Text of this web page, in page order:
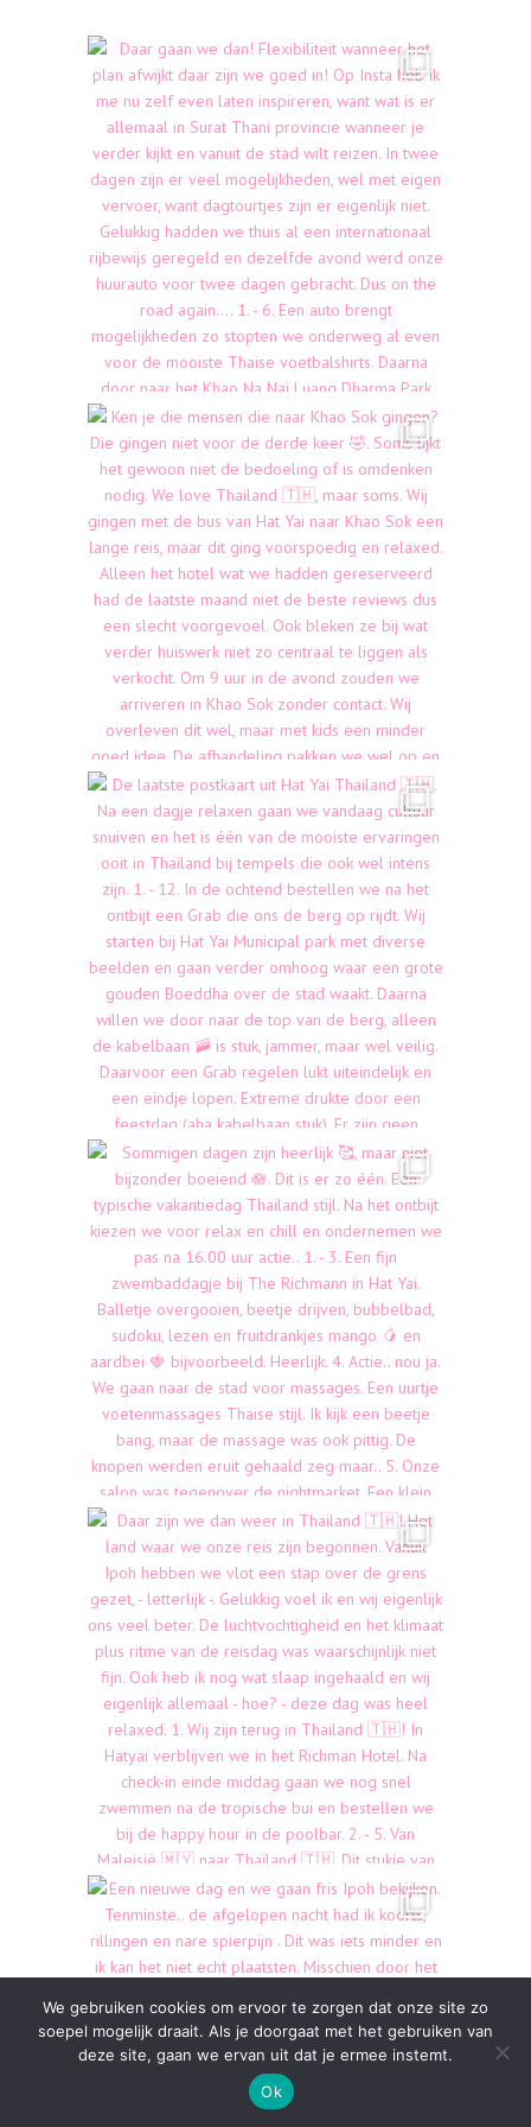
We gebruiken cookies om ervoor te zorgen dat onze site zo
soepel mogelijk draait. Als je doorgaat met het gebruiken van
deze site, gaan we ervan uit dat je ermee instemt.
Ok